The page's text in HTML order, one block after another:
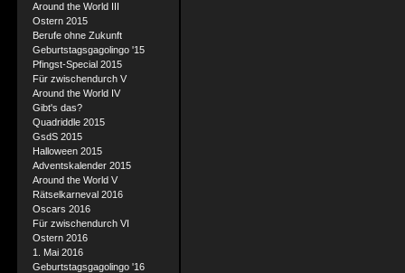
Around the World III
Ostern 2015
Berufe ohne Zukunft
Geburtstagsgagolingo '15
Pfingst-Special 2015
Für zwischendurch V
Around the World IV
Gibt's das?
Quadriddle 2015
GsdS 2015
Halloween 2015
Adventskalender 2015
Around the World V
Rätselkarneval 2016
Oscars 2016
Für zwischendurch VI
Ostern 2016
1. Mai 2016
Geburtstagsgagolingo '16